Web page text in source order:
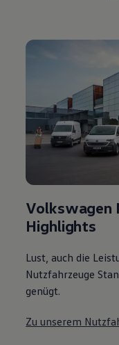
Volkswagen
Highlights
Lust, auch die
Nutzfahrzeuge
genügt.
Zu unserem